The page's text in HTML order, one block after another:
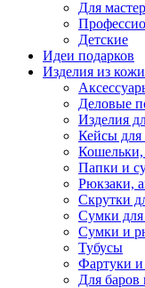
Для
Детские
Идеи подарков
Изделия из кожи
Деловые
Изделия
Кейсы для
Кошельки,
Папки и
Рюкзаки,
Скрутки
Сумки для
Сумки и
Тубусы
Фартуки и
Для баров